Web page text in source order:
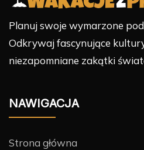
Planuj swoje wymarzone
Odkrywaj fascynujące
niezapomniane zakątki
NAWIGACJA
Strona główna